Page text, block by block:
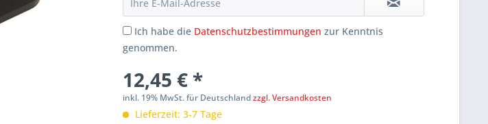
Ich habe die Datenschutzbestimmungen zur Kenntnis
genommen.
12,45 € *
inkl. 19% MwSt. für Deutschlandzzgl. Versandkosten
Lieferzeit: 3-7 Tage